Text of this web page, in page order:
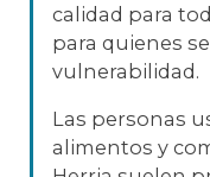
calidad para
para quienes
vulnerabilidad.
Las personas
alimentos y